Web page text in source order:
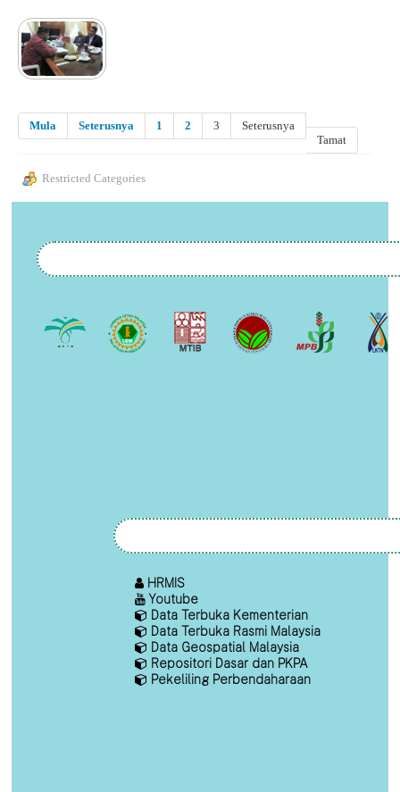
Mula Seterusnya 1 2 3
Seterusnya
Tamat
Restricted Categories
HRMIS
Youtube
Data Terbuka Kementerian
Data Terbuka Rasmi Malaysia
Data Geospatial Malaysia
Repositori Dasar dan PKPA
Pekeliling Perbendaharaan